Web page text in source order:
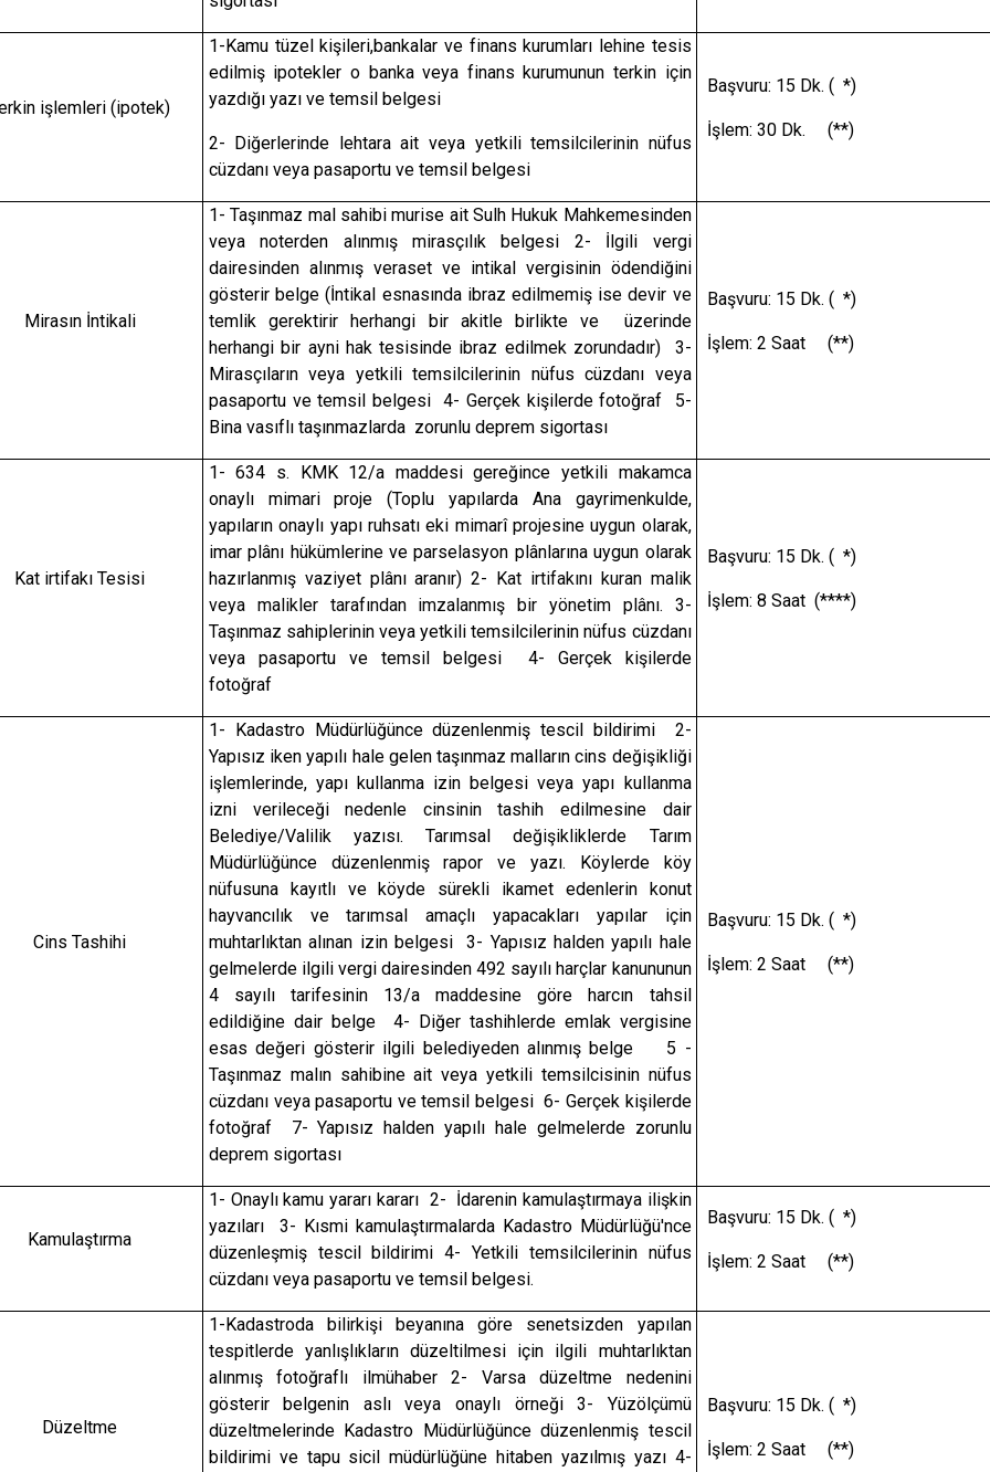
işlemleri (ipotek)
1-Kamu tüzel kişileri,bankalar ve finans kurumları lehine tesis
edilmiş ipotekler o banka veya finans kurumunun terkin için
yazdığı yazı ve temsil belgesi
2- Diğerlerinde lehtara ait veya yetkili temsilcilerinin nüfus
cüzdanı veya pasaportu ve temsil belgesi
Başvuru: 15 Dk. ( *)
İşlem: 30 Dk. (**)
Mirasın İntikali
1- Taşınmaz mal sahibi murise ait Sulh Hukuk Mahkemesinden
veya noterden alınmış mirasçılık belgesi 2- İlgili vergi
dairesinden alınmış veraset ve intikal vergisinin ödendiğini
gösterir belge (İntikal esnasında ibraz edilmemiş ise devir ve
temlik gerektirir herhangi bir akitle birlikte ve üzerinde
herhangi bir ayni hak tesisinde ibraz edilmek zorundadır) 3-
Mirasçıların veya yetkili temsilcilerinin nüfus cüzdanı veya
pasaportu ve temsil belgesi 4- Gerçek kişilerde fotoğraf 5-
Bina vasıflı taşınmazlarda zorunlu deprem sigortası
Başvuru: 15 Dk. ( *)
İşlem: 2 Saat (**)
Kat irtifakı Tesisi
1- 634 s. KMK 12/a maddesi gereğince yetkili makamca
onaylı mimari proje (Toplu yapılarda Ana gayrimenkulde,
yapıların onaylı yapı ruhsatı eki mimarî projesine uygun olarak,
imar plânı hükümlerine ve parselasyon plânlarına uygun olarak
hazırlanmış vaziyet plânı aranır) 2- Kat irtifakını kuran malik
veya malikler tarafından imzalanmış bir yönetim plânı. 3-
Taşınmaz sahiplerinin veya yetkili temsilcilerinin nüfus cüzdanı
veya pasaportu ve temsil belgesi 4- Gerçek kişilerde
fotoğraf
Başvuru: 15 Dk. ( *)
İşlem: 8 Saat (****)
Cins Tashihi
1- Kadastro Müdürlüğünce düzenlenmiş tescil bildirimi 2-
Yapısız iken yapılı hale gelen taşınmaz malların cins değişikliği
işlemlerinde, yapı kullanma izin belgesi veya yapı kullanma
izni verileceği nedenle cinsinin tashih edilmesine dair
Belediye/Valilik yazısı. Tarımsal değişikliklerde Tarım
Müdürlüğünce düzenlenmiş rapor ve yazı. Köylerde köy
nüfusuna kayıtlı ve köyde sürekli ikamet edenlerin konut
hayvancılık ve tarımsal amaçlı yapacakları yapılar için
muhtarlıktan alınan izin belgesi 3- Yapısız halden yapılı hale
gelmelerde ilgili vergi dairesinden 492 sayılı harçlar kanununun
4 sayılı tarifesinin 13/a maddesine göre harcın tahsil
edildiğine dair belge 4- Diğer tashihlerde emlak vergisine
esas değeri gösterir ilgili belediyeden alınmış belge 5 -
Taşınmaz malın sahibine ait veya yetkili temsilcisinin nüfus
cüzdanı veya pasaportu ve temsil belgesi 6- Gerçek kişilerde
fotoğraf 7- Yapısız halden yapılı hale gelmelerde zorunlu
deprem sigortası
Başvuru: 15 Dk. ( *)
İşlem: 2 Saat (**)
Kamulaştırma
1- Onaylı kamu yararı kararı 2- İdarenin kamulaştırmaya ilişkin
yazıları 3- Kısmi kamulaştırmalarda Kadastro Müdürlüğü'nce
düzenleşmiş tescil bildirimi 4- Yetkili temsilcilerinin nüfus
cüzdanı veya pasaportu ve temsil belgesi.
Başvuru: 15 Dk. ( *)
İşlem: 2 Saat (**)
Düzeltme
1-Kadastroda bilirkişi beyanına göre senetsizden yapılan
tespitlerde yanlışlıkların düzeltilmesi için ilgili muhtarlıktan
alınmış fotoğraflı ilmühaber 2- Varsa düzeltme nedenini
gösterir belgenin aslı veya onaylı örneği 3- Yüzölçümü
düzeltmelerinde Kadastro Müdürlüğünce düzenlenmiş tescil
bildirimi ve tapu sicil müdürlüğüne hitaben yazılmış yazı 4-
Başvuru: 15 Dk. ( *)
İşlem: 2 Saat (**)